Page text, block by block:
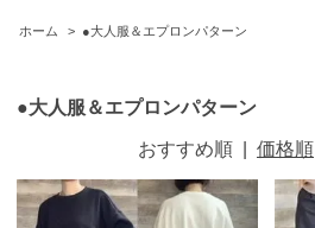
ホーム > ●大人服＆エプロンパターン
●大人服＆エプロンパターン
おすすめ順 価格順